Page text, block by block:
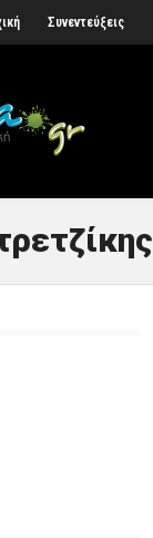
Συνεντεύξεις